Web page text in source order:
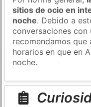
sitios de ocio en
noche. Debido a
conversaciones con
recomendamos que
horarios en que en
noche.